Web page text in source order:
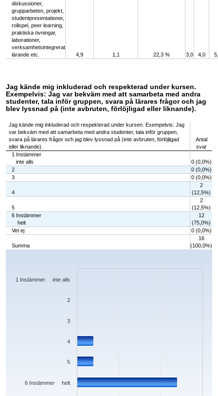
diskussioner,
grupparbeten, projekt,
studentpresentationer,
rollspel, peer learning,
praktiska övningar,
laborationer,
verksamhetsintegrerat
lärande etc.
4,9 1,1 22,3 % 3,0 4,0
Jag kände mig inkluderad och respekterad under kursen.
Exempelvis: Jag var bekväm med att samarbeta med andra
studenter, tala inför gruppen, svara på lärares frågor och jag
blev lyssnad på (inte avbruten, förlöjligad eller liknande).
Jag kände mig inkluderad och respekterad under kursen. Exempelvis: Jag
var bekväm med att samarbeta med andra studenter, tala inför gruppen,
svara på lärares frågor och jag blev lyssnad på (inte avbruten, förlöjligad
eller liknande).
Antal
svar
1 Instämmer
inte alls
0 (0,0%)
2
0 (0,0%)
3
0 (0,0%)
4
2
(12,5%)
5
2
(12,5%)
6 Instämmer
helt
12
(75,0%)
Vet ej
0 (0,0%)
Summa
16
(100,0%)
Chart
The chart has 1 X axis displaying categories.
6 Instämmer helt
5
4
3
2
1 Instämmer inte alls